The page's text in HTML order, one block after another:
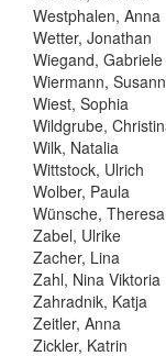
Westphalen, Anna
Wetter, Jonathan
Wiegand, Gabriele
Wiermann,
Wiest, Sophia
Wildgrube,
Wilk, Natalia
Wittstock, Ulrich
Wolber, Paula
Wünsche, Theresa
Zabel, Ulrike
Zacher, Lina
Zahl, Nina Viktoria
Zahradnik, Katja
Zeitler, Anna
Zickler, Katrin